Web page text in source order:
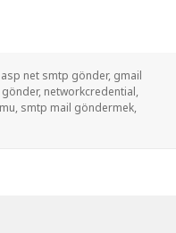
Etiketler
asp net smtp gönder, gmail
, networkcredential,
, smtp mail göndermek,
için